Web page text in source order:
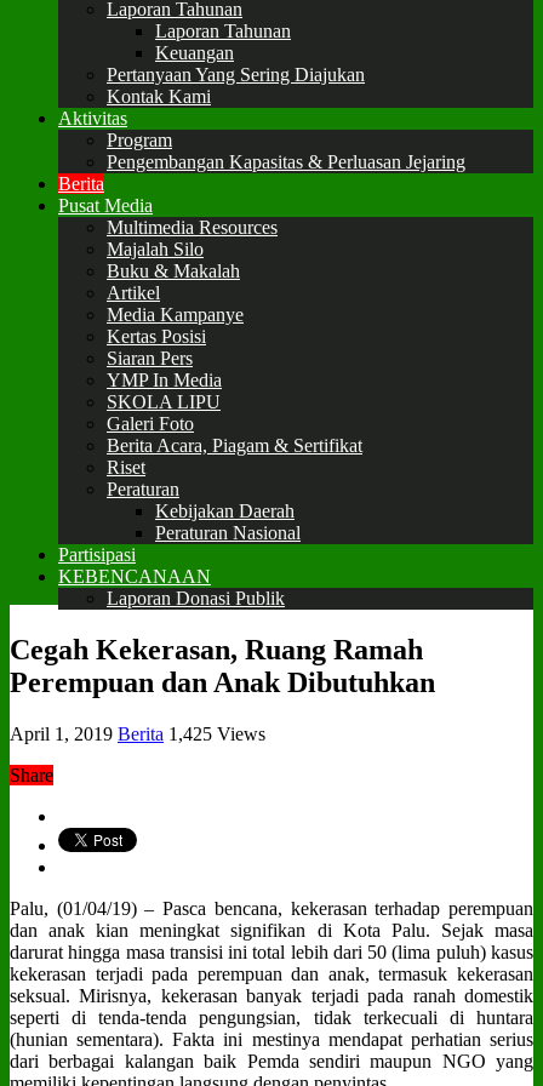
Laporan Tahunan
Laporan Tahunan
Keuangan
Pertanyaan Yang Sering Diajukan
Kontak Kami
Aktivitas
Program
Pengembangan Kapasitas & Perluasan Jejaring
Berita
Pusat Media
Multimedia Resources
Majalah Silo
Buku & Makalah
Artikel
Media Kampanye
Kertas Posisi
Siaran Pers
YMP In Media
SKOLA LIPU
Galeri Foto
Berita Acara, Piagam & Sertifikat
Riset
Peraturan
Kebijakan Daerah
Peraturan Nasional
Partisipasi
KEBENCANAAN
Laporan Donasi Publik
Cegah Kekerasan, Ruang Ramah
Perempuan dan Anak Dibutuhkan
April 1, 2019 Berita 1,425 Views
Share
Palu, (01/04/19) – Pasca bencana, kekerasan terhadap perempuan
dan anak kian meningkat signifikan di Kota Palu. Sejak masa
darurat hingga masa transisi ini total lebih dari 50 (lima puluh) kasus
kekerasan terjadi pada perempuan dan anak, termasuk kekerasan
seksual. Mirisnya, kekerasan banyak terjadi pada ranah domestik
seperti di tenda-tenda pengungsian, tidak terkecuali di huntara
(hunian sementara). Fakta ini mestinya mendapat perhatian serius
dari berbagai kalangan baik Pemda sendiri maupun NGO yang